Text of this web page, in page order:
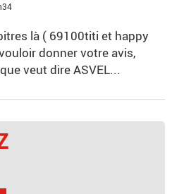
là ( 69100titi et happy
donner votre avis,
veut dire ASVEL...